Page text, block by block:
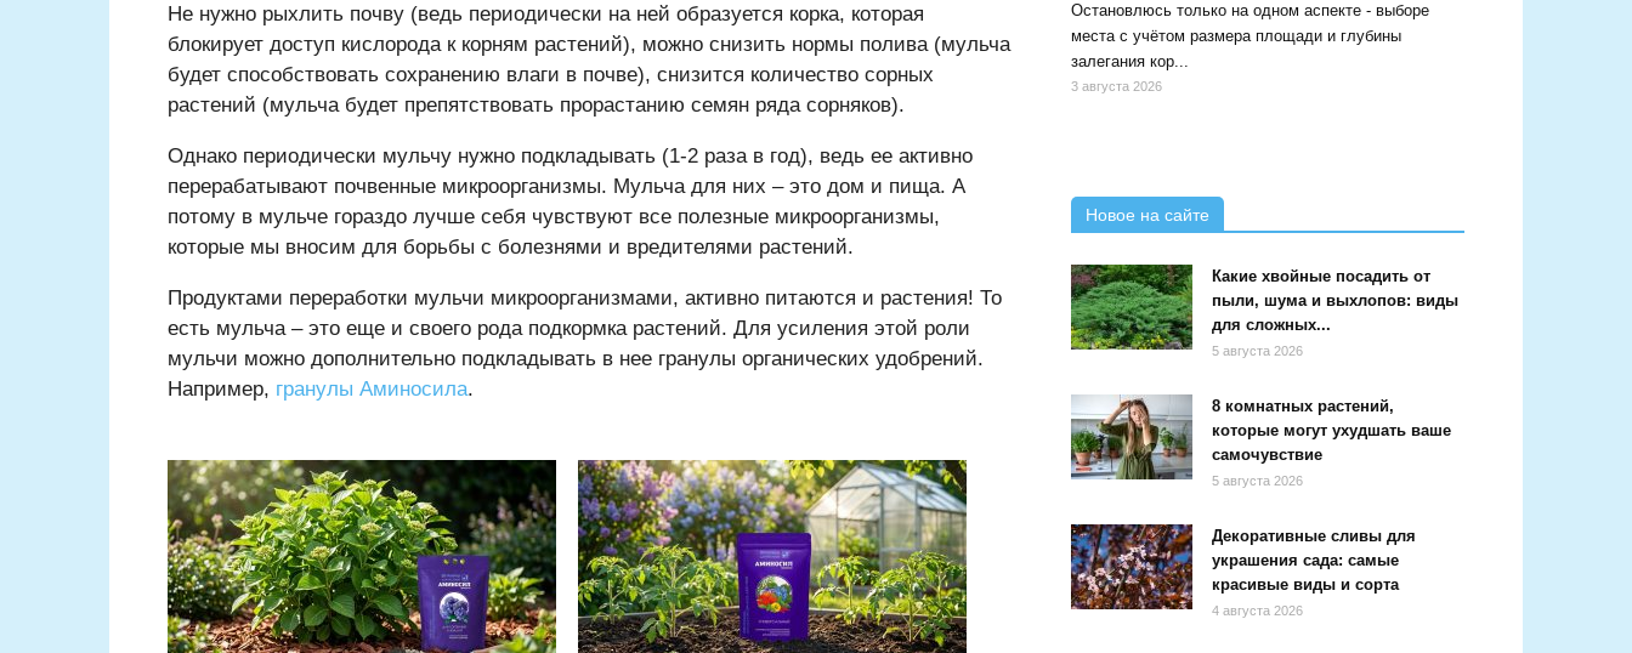
Не нужно рыхлить почву (ведь периодически на ней образуется корка, которая
блокирует доступ кислорода к корням растений), можно снизить нормы полива (мульча
будет способствовать сохранению влаги в почве), снизится количество сорных
растений (мульча будет препятствовать прорастанию семян ряда сорняков).
Однако периодически мульчу нужно подкладывать (1-2 раза в год), ведь ее активно
перерабатывают почвенные микроорганизмы. Мульча для них – это дом и пища. А
потому в мульче гораздо лучше себя чувствуют все полезные микроорганизмы,
которые мы вносим для борьбы с болезнями и вредителями растений.
Продуктами переработки мульчи микроорганизмами, активно питаются и растения! То
есть мульча – это еще и своего рода подкормка растений. Для усиления этой роли
мульчи можно дополнительно подкладывать в нее гранулы органических удобрений.
Например, гранулы Аминосила.
Остановлюсь только на одном аспекте - выборе
места с учётом размера площади и глубины
залегания кор...
3 августа 2026
Новое на сайте
Какие хвойные посадить от
пыли, шума и выхлопов: виды
для сложных...
5 августа 2026
8 комнатных растений,
которые могут ухудшать ваше
самочувствие
5 августа 2026
Декоративные сливы для
украшения сада: самые
красивые виды и сорта
4 августа 2026